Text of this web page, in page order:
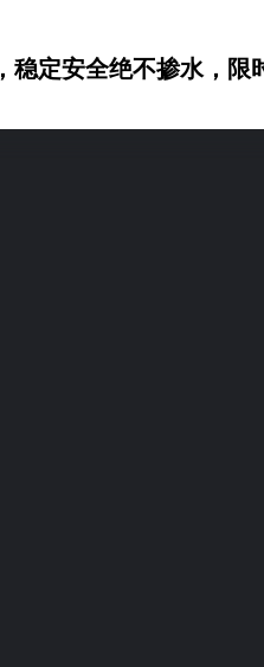
，稳定安全绝不掺水，